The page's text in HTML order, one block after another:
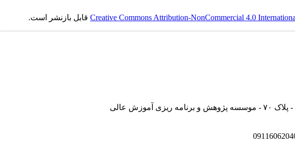
Creative Commons Attribution-NonCommercial 4.0قابل بازنشر است.
عالی